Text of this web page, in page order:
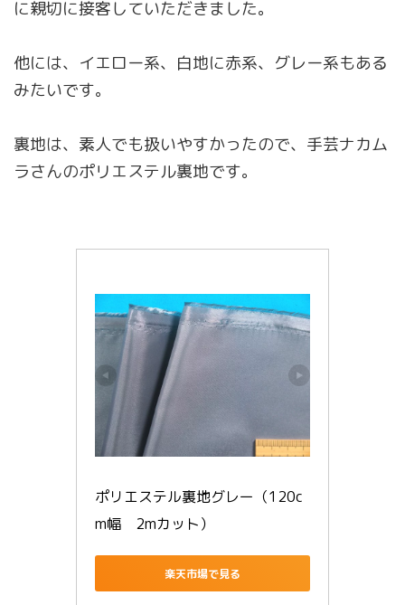
に親切に接客していただきました。
他には、イエロー系、白地に赤系、グレー系もある
みたいです。
裏地は、素人でも扱いやすかったので、手芸ナカム
ラさんのポリエステル裏地です。
ポリエステル裏地グレー（120c
m幅　2mカット）
楽天市場で見る